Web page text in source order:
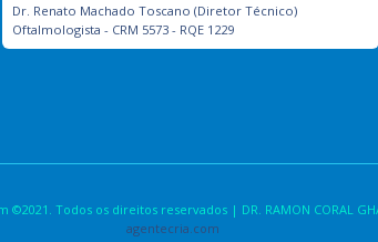
Dr. Renato Machado Toscano (Diretor Técnico)
Oftalmologista - CRM 5573 - RQE 1229
Todos os direitos reservados | DR. RAMON CORAL
agentecria.com